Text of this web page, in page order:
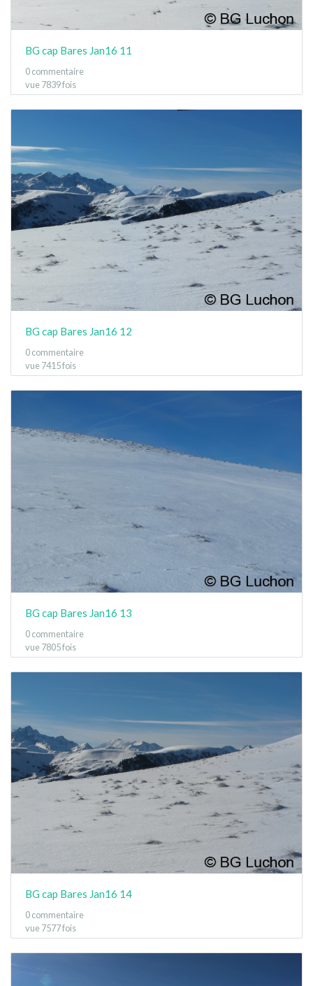
BG cap Bares Jan16 11
0 commentaire
vue 7839 fois
BG cap Bares Jan16 12
0 commentaire
vue 7415 fois
BG cap Bares Jan16 13
0 commentaire
vue 7805 fois
BG cap Bares Jan16 14
0 commentaire
vue 7577 fois